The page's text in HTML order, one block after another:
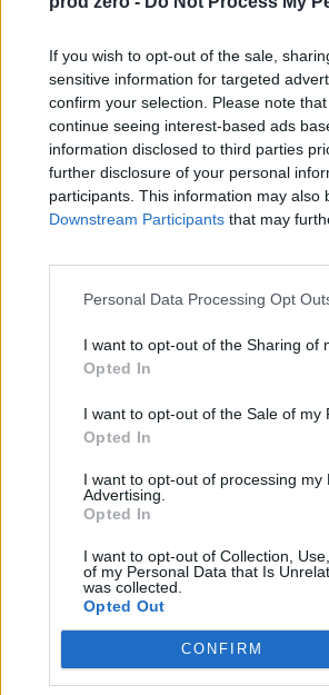
If you wish to opt-out of the sale,
sensitive information for targeted
confirm your selection. Please note
continue seeing interest-based ads
information disclosed to third parties
further disclosure of your personal
participants. This information may
Downstream Participants that may
Personal Data Processing Opt
I want to opt-out of the Sharing of
Opted In
I want to opt-out of the Sale of my
Opted In
I want to opt-out of processing
Advertising.
Opted In
I want to opt-out of Collection,
of my Personal Data that Is
was collected.
Opted Out
CONFIRM
Polak zginął, Polka w szpitalu
Indiach. Taksówka została
Tomasz Pałasz
18.02.2026
na ulicach Mumbaju
Tematy
Opinie